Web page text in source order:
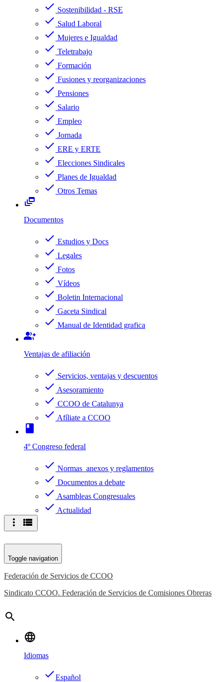
check Sostenibilidad - RSE
check Salud Laboral
check Mujeres e Igualdad
check Teletrabajo
check Formación
check Fusiones y reorganizaciones
check Pensiones
check Salario
check Empleo
check Jornada
check ERE y ERTE
check Elecciones Sindicales
check Planes de Igualdad
check Otros Temas
dynamic_feed
Documentos
check Estudios y Docs
check Legales
check Fotos
check Vídeos
check Boletin Internacional
check Gaceta Sindical
check Manual de Identidad grafica
group_add
Ventajas de afiliación
check Servicios, ventajas y descuentos
check Asesoramiento
check CCOO de Catalunya
check Afíliate a CCOO
book
4º Congreso federal
check Normas anexos y reglamentos
check Documentos a debate
check Asambleas Congresuales
check Actualidad
more_vert view_list
Toggle navigation
Federación de Servicios de CCOO
Sindicato CCOO. Federación de Servicios de Comisiones Obreras
search
language
Idiomas
doneEspañol